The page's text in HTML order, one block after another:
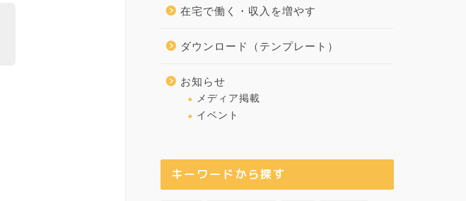
在宅で働く・収入を増やす
ダウンロード（テンプレート）
お知らせ
メディア掲載
イベント
キーワードから探す